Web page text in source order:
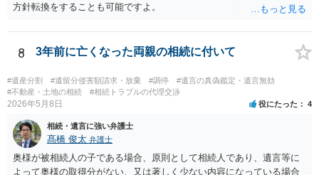
方針転換をすることも可能ですよ。
8 3年前に亡くなった両親の相続に付いて
#遺産分割 #遺留分侵害額請求・放棄 #調停
#遺言の真偽鑑定・遺言無効
#不動産・土地の相続
#相続トラブルの代理交渉
2026年5月8日 役にたった 4
相続・遺言に強い弁護士
髙橋 俊太 弁護士
奥様が被相続人の子である場合、原則として相続人であり、遺言等に
よって奥様の取得分がない、又は著しく少ない内容になっている場合